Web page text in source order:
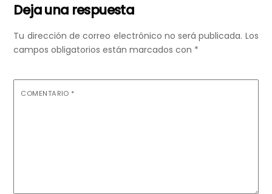
Deja una respuesta
Tu dirección de correo electrónico no será publicada. Los
campos obligatorios están marcados con *
COMENTARIO *